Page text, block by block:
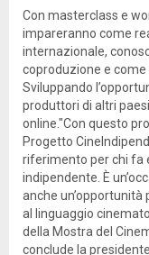
Con masterclass e
impareranno come
internazionale,
coproduzione e
Sviluppando
produttori di altri
online."Con questo
Progetto
riferimento per chi fa
indipendente. È
anche
al linguaggio
della Mostra del
conclude la